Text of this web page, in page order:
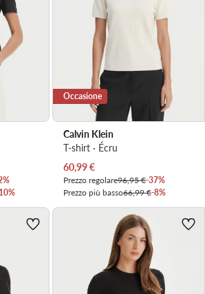
Occasione
Calvin Klein
T-shirt · Écru
Prezzo attuale
60,99€
Prezzo regolare96,95 €-37%
Prezzo più basso66,99 €-8%